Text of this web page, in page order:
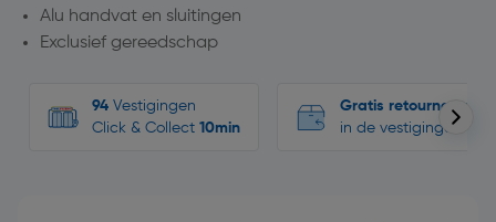
Alu handvat en sluitingen
Exclusief gereedschap
94 Vestigingen
Click & Collect 10min
Gratis retourneren
in de vestigingen